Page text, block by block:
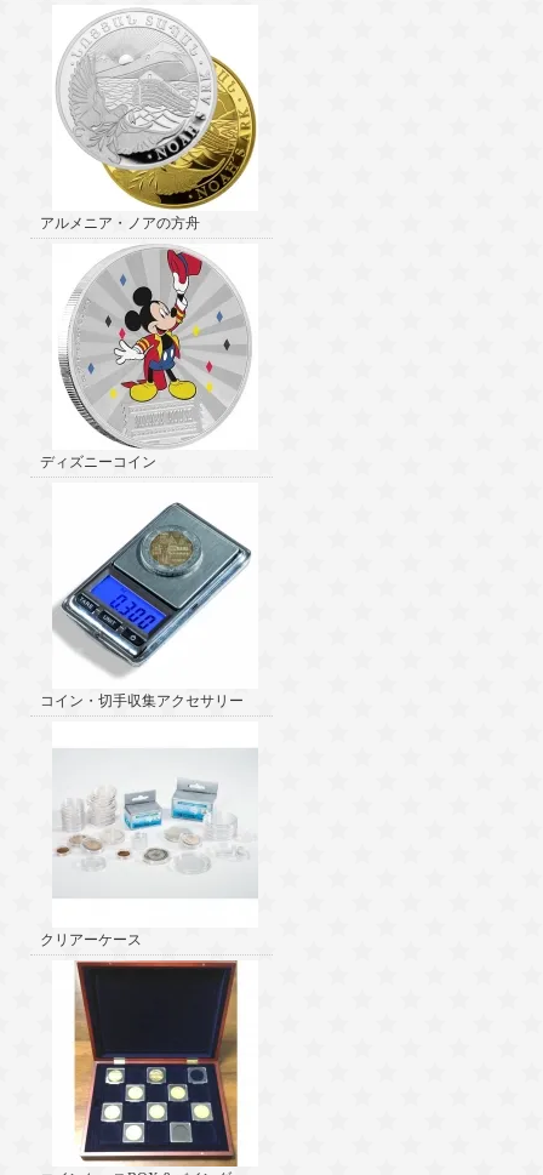
アルメニア・ノアの方舟
ディズニーコイン
コイン・切手収集アクセサリー
クリアーケース